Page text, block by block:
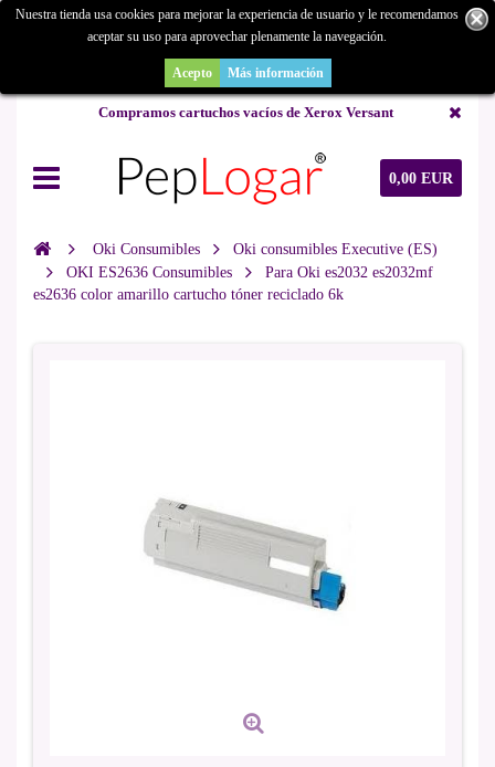
¿Buscas un repuesto de copiadora o buscas una de ocasión y no la
encuentras? Consúltanos.
Compramos cartuchos vacíos de Xerox Versant
0,00 EUR
Nuestra tienda usa cookies para mejorar la experiencia de usuario y le recomendamos
aceptar su uso para aprovechar plenamente la navegación.
Acepto Más información
Oki Consumibles
Oki consumibles Executive (ES)
OKI ES2636 Consumibles
Para Oki es2032 es2032mf
es2636 color amarillo cartucho tóner reciclado 6k